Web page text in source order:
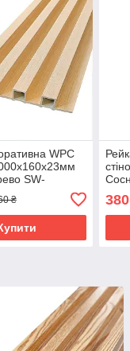
WPC
SW-
₴ 380